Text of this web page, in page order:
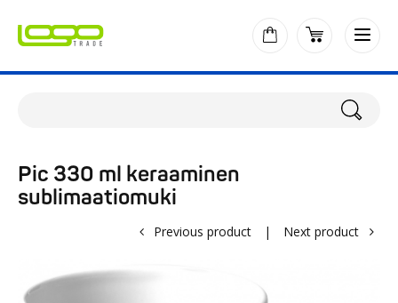
Pic 330 ml keraaminen
sublimaatiomuki
Previous product | Next product